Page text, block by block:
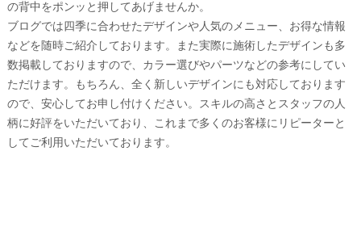
の背中をポンッと押してあげませんか。
ブログでは四季に合わせたデザインや人気のメニュー、お得な情報
などを随時ご紹介しております。また実際に施術したデザインも多
数掲載しておりますので、カラー選びやパーツなどの参考にしてい
ただけます。もちろん、全く新しいデザインにも対応しております
ので、安心してお申し付けください。スキルの高さとスタッフの人
柄に好評をいただいており、これまで多くのお客様にリピーターと
してご利用いただいております。